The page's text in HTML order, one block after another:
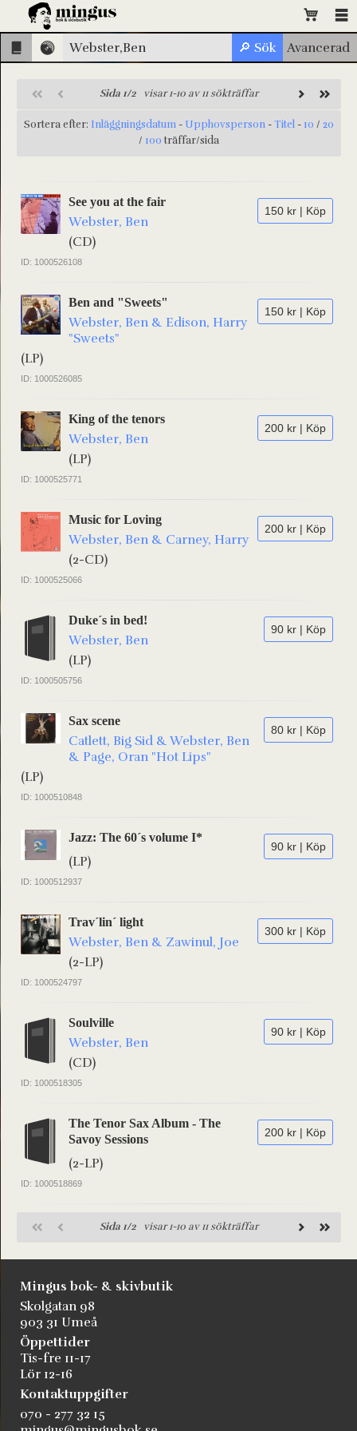
Sida 1/2 visar 1-10 av 11 sökträffar
Sortera efter: Inläggningsdatum - Upphovsperson -Titel - 10 / 20
/ 100 träffar/sida
150 kr | Köp
See you at the fair
Webster, Ben
(CD)
ID: 1000526108
150 kr | Köp
Ben and "Sweets"
Webster, Ben & Edison, Harry
"Sweets"
(LP)
ID: 1000526085
200 kr | Köp
King of the tenors
Webster, Ben
(LP)
ID: 1000525771
200 kr | Köp
Music for Loving
Webster, Ben & Carney, Harry
(2-CD)
ID: 1000525066
90 kr | Köp
Duke´s in bed!
Webster, Ben
(LP)
ID: 1000505756
80 kr | Köp
Sax scene
Catlett, Big Sid & Webster, Ben
& Page, Oran "Hot Lips"
(LP)
ID: 1000510848
90 kr | Köp
Jazz: The 60´s volume I*
(LP)
ID: 1000512937
300 kr | Köp
Trav´lin´ light
Webster, Ben & Zawinul, Joe
(2-LP)
ID: 1000524797
90 kr | Köp
Soulville
Webster, Ben
(CD)
ID: 1000518305
200 kr | Köp
The Tenor Sax Album - The
Savoy Sessions
(2-LP)
ID: 1000518869
Sida 1/2 visar 1-10 av 11 sökträffar
Mingus bok- & skivbutik
Skolgatan 98
903 31 Umeå
Öppettider
Tis-fre 11-17
Lör 12-16
Kontaktuppgifter
070 - 277 32 15